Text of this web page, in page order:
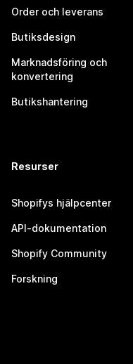
Order och leverans
Butiksdesign
Marknadsföring och
konvertering
Butikshantering
Resurser
Shopifys hjälpcenter
API-dokumentation
Shopify Community
Forskning